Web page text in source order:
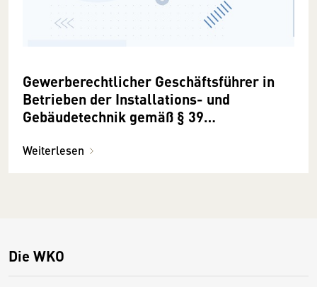
Gewerberechtlicher Geschäftsführer in
Betrieben der Installations- und
Gebäudetechnik gemäß § 39
Weiterlesen
Die WKO